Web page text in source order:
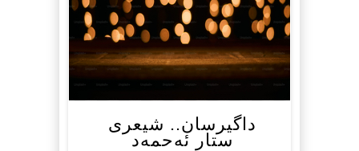
داگیرسان.. شیعری
ستار ئەحمەد